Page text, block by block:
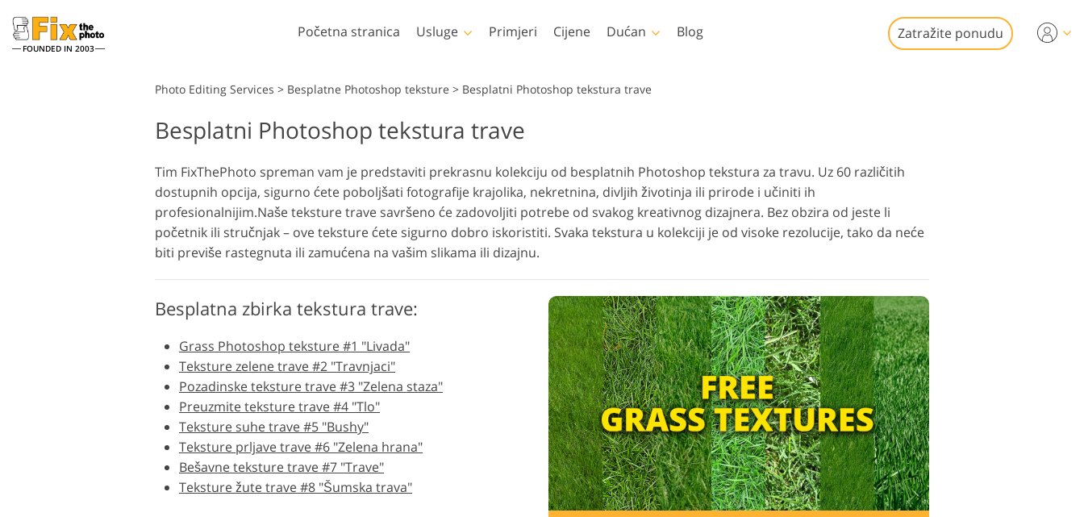
FOUNDED IN 2003
Početna stranica Usluge
novorođenčeta
nekretnina
fotografija
Modeli za odjeću
Uređivanje fotografija
proizvoda
Uređivanje fotografija
nakita
Podaci za obuku AI Usluge video montaže
Primjeri Cijene Dućan
Lightroom
Lightroom Presets
Predpostavke najbolje
ponude
Mobilne Presets
Photoshop
Photoshop Akcije
Photoshop slojevi
Photoshop teksture
Cijele zbirke Ps Actions
Cijeli paketi Ps slojeva
Templates
Svi predlošci
Valentinovo čestitke
Pozivnice za vjenčanje
Pozivnica na dječju
zabavu
Profesionalni video
slojevi
Blog Zatražite ponudu
Photo Editing Services > Besplatne Photoshop teksture > Besplatni Photoshop tekstura trave
Besplatni Photoshop tekstura trave
Tim FixThePhoto spreman vam je predstaviti prekrasnu kolekciju od besplatnih Photoshop tekstura za travu. Uz 60 različitih
dostupnih opcija, sigurno ćete poboljšati fotografije krajolika, nekretnina, divljih životinja ili prirode i učiniti ih
profesionalnijim.Naše teksture trave savršeno će zadovoljiti potrebe od svakog kreativnog dizajnera. Bez obzira od jeste li
početnik ili stručnjak – ove teksture ćete sigurno dobro iskoristiti. Svaka tekstura u kolekciji je od visoke rezolucije, tako da neće
biti previše rastegnuta ili zamućena na vašim slikama ili dizajnu.
Besplatna zbirka tekstura trave:
Grass Photoshop teksture #1 "Livada"
Teksture zelene trave #2 "Travnjaci"
Pozadinske teksture trave #3 "Zelena staza"
Preuzmite teksture trave #4 "Tlo"
Teksture suhe trave #5 "Bushy"
Teksture prljave trave #6 "Zelena hrana"
Bešavne teksture trave #7 "Trave"
Teksture žute trave #8 "Šumska trava"